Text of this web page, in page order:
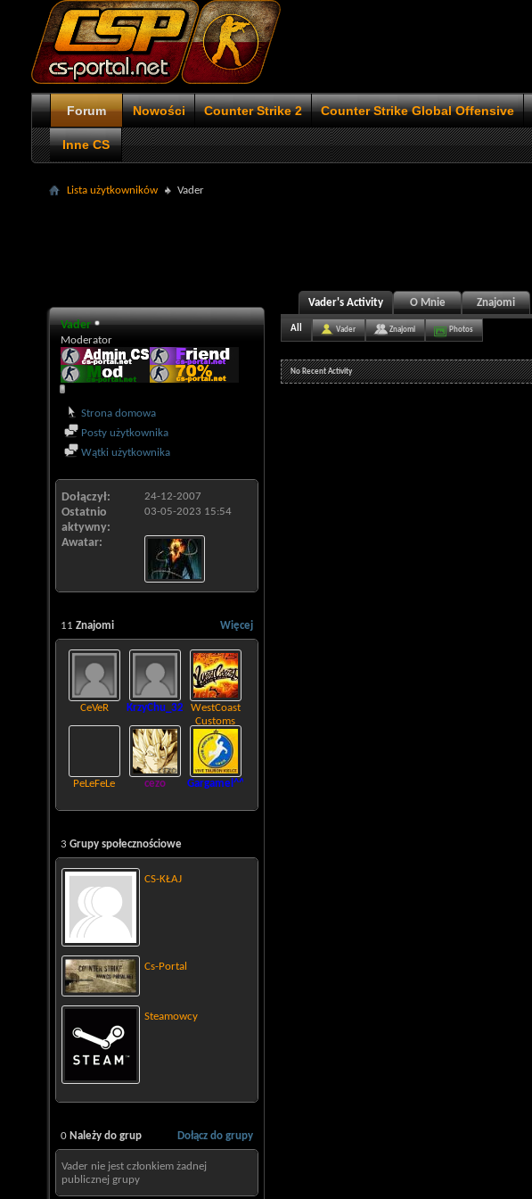
Forum Nowości Counter Strike 2 Counter Strike Global Offensive
Inne CS
Lista użytkowników Vader
Vader
Moderator
Strona domowa
Posty użytkownika
Wątki użytkownika
Dołączył 24-12-2007
Ostatnio
aktywny
03-05-2023 15:54
Awatar
Więcej
11 Znajomi
CeVeR KrzyChu_321 WestCoast
Customs
PeLeFeLe cezo Gargamel^^
3 Grupy społecznościowe
CS-KŁAJ
Cs-Portal
Steamowcy
Dołącz do grupy
0 Należy do grup
Vader nie jest członkiem żadnej
publicznej grupy
Vader's Activity O Mnie Znajomi
All Vader Znajomi Photos
No Recent Activity